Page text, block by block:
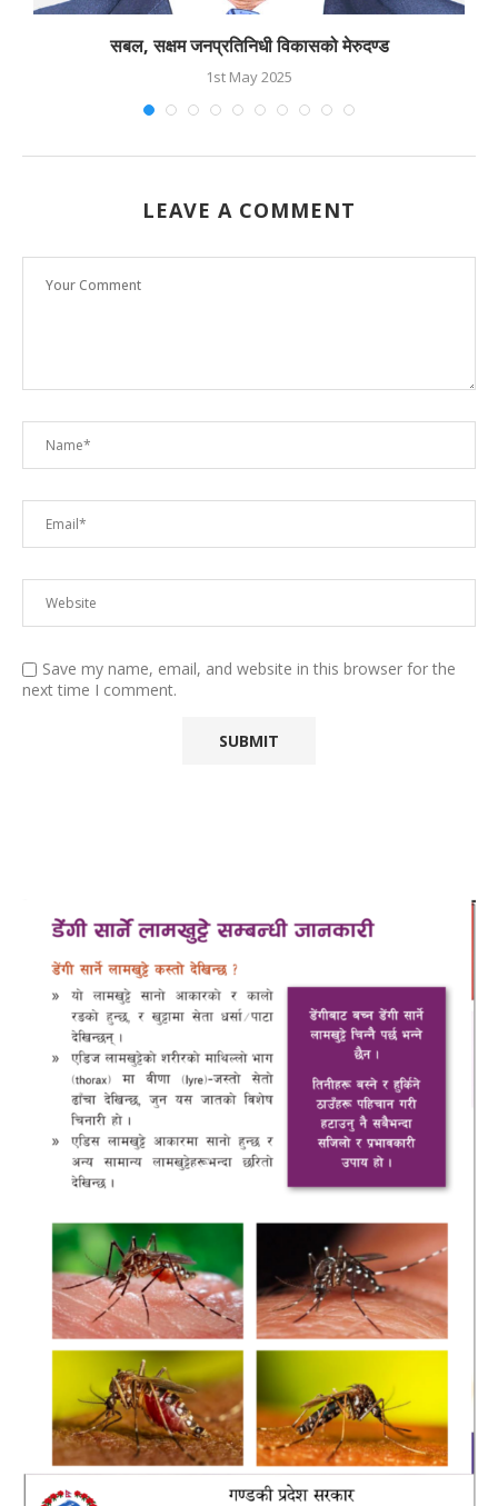
सबल, सक्षम जनप्रतिनिधी विकासको मेरुदण्ड
1st May 2025
LEAVE A COMMENT
Save my name, email, and website in this browser for the
next time I comment.